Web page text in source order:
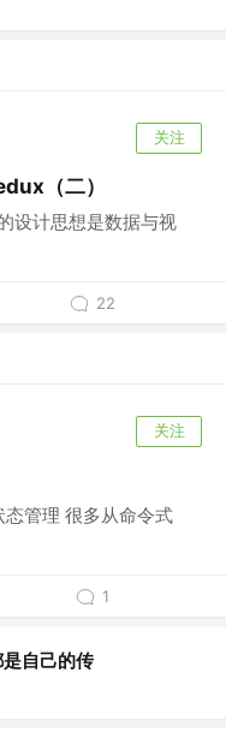
关注
（二）
设计思想是数据与视
22
关注
态管理 很多从命令式
1
自己的传